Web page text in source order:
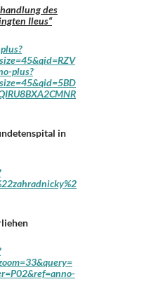
des
Ileus“
plus?
in